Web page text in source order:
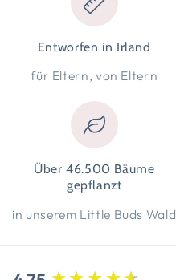
Entworfen in Irland
für Eltern, von Eltern
Über 46.500 Bäume
gepflanzt
in unserem Little Buds Wald